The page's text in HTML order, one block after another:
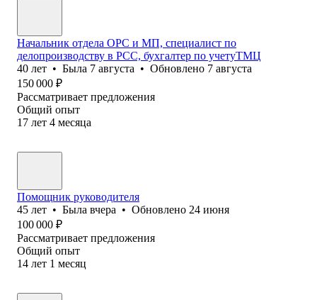
Начальник отдела ОРС и МП, специалист по
делопроизводству в РСС, бухгалтер по учетуТМЦ
40 лет • Была 7 августа • Обновлено 7 августа
150 000 ₽
Рассматривает предложения
Общий опыт
17 лет 4 месяца
Помощник руководителя
45 лет • Была вчера • Обновлено 24 июня
100 000 ₽
Рассматривает предложения
Общий опыт
14 лет 1 месяц